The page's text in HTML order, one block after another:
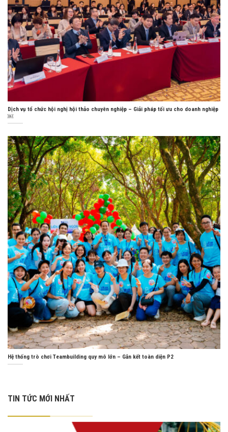
Dịch vụ tổ chức hội nghị hội thảo chuyên nghiệp – Giải pháp tối ưu cho doanh nghiệp
￼
Hệ thống trò chơi Teambuilding quy mô lớn – Gắn kết toàn diện P2
TIN TỨC MỚI NHẤT